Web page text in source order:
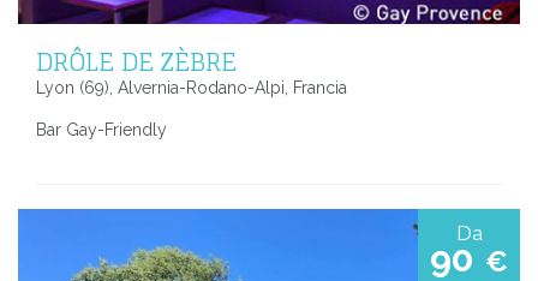
DRÔLE DE ZÈBRE
Lyon (69), Alvernia-Rodano-Alpi, Francia
Bar Gay-Friendly
Da
90 €